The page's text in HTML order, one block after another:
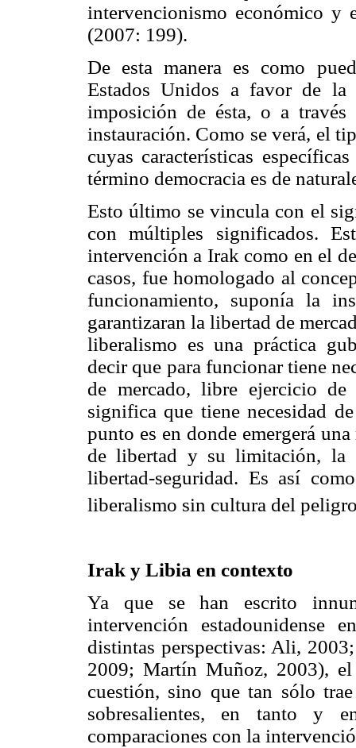
intervencionismo económico
(2007: 199).
De esta manera es como
Estados Unidos a favor de la
imposición de ésta, o a
instauración. Como se verá, el
cuyas características
término democracia es de
Esto último se vincula con el
con múltiples significados.
intervención a Irak como en el
casos, fue homologado al
funcionamiento, suponía la
garantizaran la libertad de
liberalismo es una práctica
decir que para funcionar tiene
de mercado, libre ejercicio
significa que tiene necesidad
punto es en donde emergerá
de libertad y su limitación, la
libertad-seguridad. Es así
liberalismo sin cultura del
Irak y Libia en contexto
Ya que se han escrito
intervención estadounidense
distintas perspectivas: Ali,
2009; Martín Muñoz, 2003), el
cuestión, sino que tan sólo
sobresalientes, en tanto y
comparaciones con la